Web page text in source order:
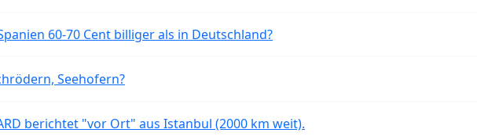
60-70 Cent billiger als in Deutschland?
Seehofern?
berichtet "vor Ort" aus Istanbul (2000 km weit).